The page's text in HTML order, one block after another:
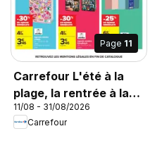
Page 11
Carrefour L'été à la
plage, la rentrée à la
page
11/08 - 31/08/2026
Carrefour